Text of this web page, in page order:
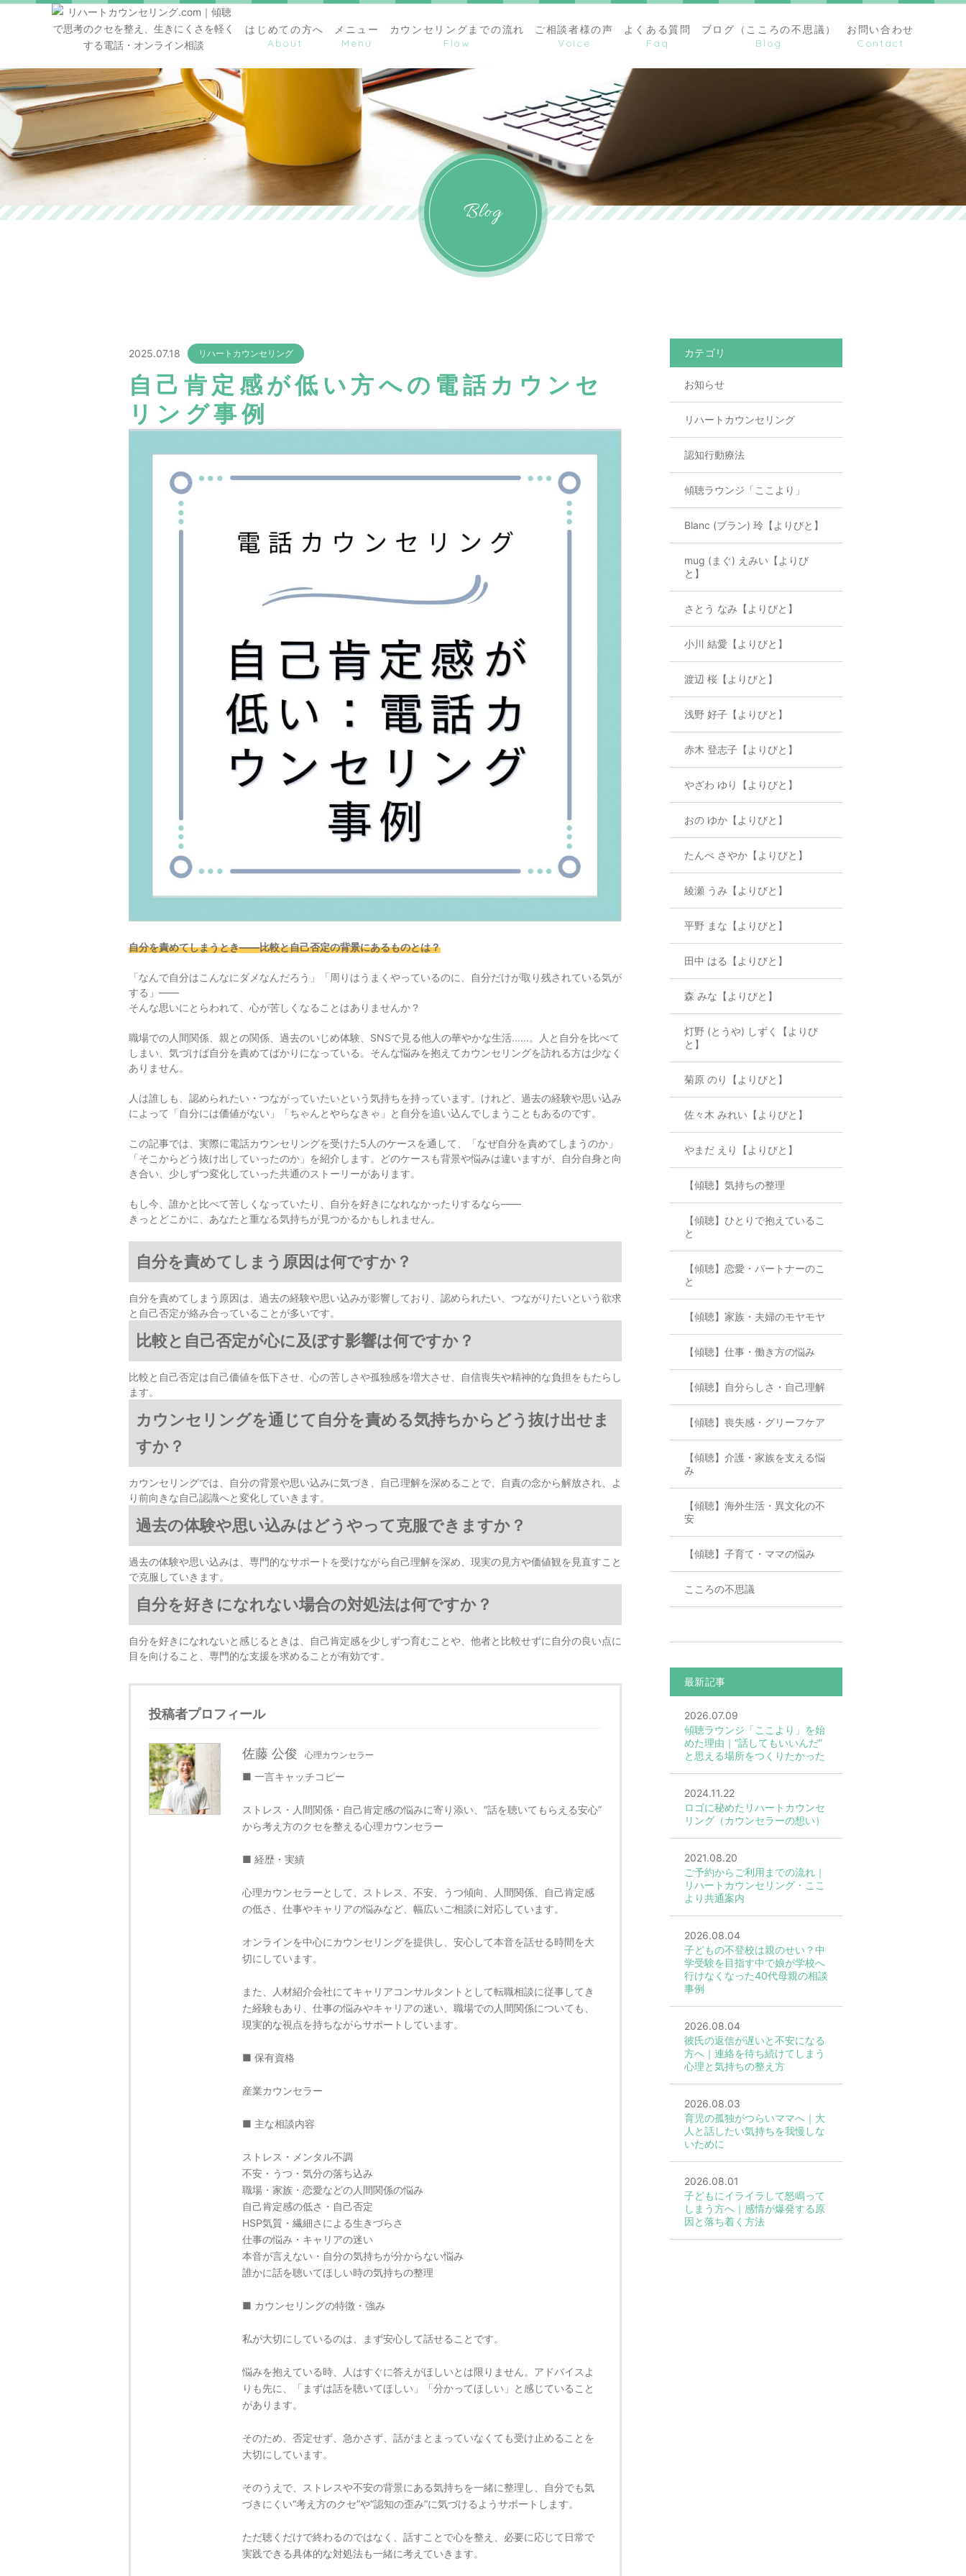
はじめての方へ メニュー カウンセリングまでの流れ ご相談者様の声 よくある質問 ブログ（こころの不思議） お問い合わせ
Blog
2025.07.18 リハートカウンセリング
自己肯定感が低い方への電話カウンセ
リング事例
自分を責めてしまうとき――比較と自己否定の背景にあるものとは？
「なんで自分はこんなにダメなんだろう」「周りはうまくやっているのに、自分だけが取り残されている気が
する」――
そんな思いにとらわれて、心が苦しくなることはありませんか？
職場での人間関係、親との関係、過去のいじめ体験、SNSで見る他人の華やかな生活……。人と自分を比べて
しまい、気づけば自分を責めてばかりになっている。そんな悩みを抱えてカウンセリングを訪れる方は少なく
ありません。
人は誰しも、認められたい・つながっていたいという気持ちを持っています。けれど、過去の経験や思い込み
によって「自分には価値がない」「ちゃんとやらなきゃ」と自分を追い込んでしまうこともあるのです。
この記事では、実際に電話カウンセリングを受けた5人のケースを通して、「なぜ自分を責めてしまうのか」
「そこからどう抜け出していったのか」を紹介します。どのケースも背景や悩みは違いますが、自分自身と向
き合い、少しずつ変化していった共通のストーリーがあります。
もし今、誰かと比べて苦しくなっていたり、自分を好きになれなかったりするなら――
きっとどこかに、あなたと重なる気持ちが見つかるかもしれません。
自分を責めてしまう原因は何ですか？
自分を責めてしまう原因は、過去の経験や思い込みが影響しており、認められたい、つながりたいという欲求
と自己否定が絡み合っていることが多いです。
比較と自己否定が心に及ぼす影響は何ですか？
比較と自己否定は自己価値を低下させ、心の苦しさや孤独感を増大させ、自信喪失や精神的な負担をもたらし
ます。
カウンセリングを通じて自分を責める気持ちからどう抜け出せま
すか？
カウンセリングでは、自分の背景や思い込みに気づき、自己理解を深めることで、自責の念から解放され、よ
り前向きな自己認識へと変化していきます。
過去の体験や思い込みはどうやって克服できますか？
過去の体験や思い込みは、専門的なサポートを受けながら自己理解を深め、現実の見方や価値観を見直すこと
で克服していきます。
自分を好きになれない場合の対処法は何ですか？
自分を好きになれないと感じるときは、自己肯定感を少しずつ育むことや、他者と比較せずに自分の良い点に
目を向けること、専門的な支援を求めることが有効です。
投稿者プロフィール
佐藤 公俊 心理カウンセラー
■ 一言キャッチコピー
ストレス・人間関係・自己肯定感の悩みに寄り添い、“話を聴いてもらえる安心”
から考え方のクセを整える心理カウンセラー
■ 経歴・実績
心理カウンセラーとして、ストレス、不安、うつ傾向、人間関係、自己肯定感
の低さ、仕事やキャリアの悩みなど、幅広いご相談に対応しています。
オンラインを中心にカウンセリングを提供し、安心して本音を話せる時間を大
切にしています。
また、人材紹介会社にてキャリアコンサルタントとして転職相談に従事してき
た経験もあり、仕事の悩みやキャリアの迷い、職場での人間関係についても、
現実的な視点を持ちながらサポートしています。
■ 保有資格
産業カウンセラー
■ 主な相談内容
ストレス・メンタル不調
不安・うつ・気分の落ち込み
職場・家族・恋愛などの人間関係の悩み
自己肯定感の低さ・自己否定
HSP気質・繊細さによる生きづらさ
仕事の悩み・キャリアの迷い
本音が言えない・自分の気持ちが分からない悩み
誰かに話を聴いてほしい時の気持ちの整理
■ カウンセリングの特徴・強み
私が大切にしているのは、まず安心して話せることです。
悩みを抱えている時、人はすぐに答えがほしいとは限りません。アドバイスよ
りも先に、「まずは話を聴いてほしい」「分かってほしい」と感じていること
があります。
そのため、否定せず、急かさず、話がまとまっていなくても受け止めることを
大切にしています。
そのうえで、ストレスや不安の背景にある気持ちを一緒に整理し、自分でも気
づきにくい“考え方のクセ”や“認知の歪み”に気づけるようサポートします。
ただ聴くだけで終わるのではなく、話すことで心を整え、必要に応じて日常で
実践できる具体的な対処法も一緒に考えていきます。
カテゴリ
お知らせ
リハートカウンセリング
認知行動療法
傾聴ラウンジ「ここより」
Blanc (ブラン) 玲【よりびと】
mug (まぐ) えみい【よりび
と】
さとう なみ【よりびと】
小川 結愛【よりびと】
渡辺 桜【よりびと】
浅野 好子【よりびと】
赤木 登志子【よりびと】
やざわ ゆり【よりびと】
おの ゆか【よりびと】
たんべ さやか【よりびと】
綾瀬 うみ【よりびと】
平野 まな【よりびと】
田中 はる【よりびと】
森 みな【よりびと】
灯野 (とうや) しずく【よりび
と】
菊原 のり【よりびと】
佐々木 みれい【よりびと】
やまだ えり【よりびと】
【傾聴】気持ちの整理
【傾聴】ひとりで抱えているこ
と
【傾聴】恋愛・パートナーのこ
と
【傾聴】家族・夫婦のモヤモヤ
【傾聴】仕事・働き方の悩み
【傾聴】自分らしさ・自己理解
【傾聴】喪失感・グリーフケア
【傾聴】介護・家族を支える悩
み
【傾聴】海外生活・異文化の不
安
【傾聴】子育て・ママの悩み
こころの不思議
最新記事
2026.07.09
傾聴ラウンジ「ここより」を始
めた理由｜“話してもいいんだ”
と思える場所をつくりたかった
2024.11.22
ロゴに秘めたリハートカウンセ
リング（カウンセラーの想い）
2021.08.20
ご予約からご利用までの流れ｜
リハートカウンセリング・ここ
より共通案内
2026.08.04
子どもの不登校は親のせい？中
学受験を目指す中で娘が学校へ
行けなくなった40代母親の相談
事例
2026.08.04
彼氏の返信が遅いと不安になる
方へ｜連絡を待ち続けてしまう
心理と気持ちの整え方
2026.08.03
育児の孤独がつらいママへ｜大
人と話したい気持ちを我慢しな
いために
2026.08.01
子どもにイライラして怒鳴って
しまう方へ｜感情が爆発する原
因と落ち着く方法